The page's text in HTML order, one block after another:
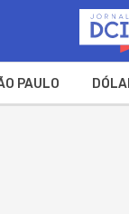
PAULO